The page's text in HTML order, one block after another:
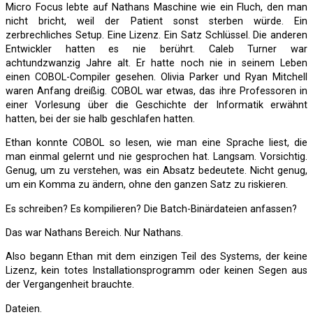
Micro Focus lebte auf Nathans Maschine wie ein Fluch, den man
nicht bricht, weil der Patient sonst sterben würde. Ein
zerbrechliches Setup. Eine Lizenz. Ein Satz Schlüssel. Die anderen
Entwickler hatten es nie berührt. Caleb Turner war
achtundzwanzig Jahre alt. Er hatte noch nie in seinem Leben
einen COBOL-Compiler gesehen. Olivia Parker und Ryan Mitchell
waren Anfang dreißig. COBOL war etwas, das ihre Professoren in
einer Vorlesung über die Geschichte der Informatik erwähnt
hatten, bei der sie halb geschlafen hatten.
Ethan konnte COBOL so lesen, wie man eine Sprache liest, die
man einmal gelernt und nie gesprochen hat. Langsam. Vorsichtig.
Genug, um zu verstehen, was ein Absatz bedeutete. Nicht genug,
um ein Komma zu ändern, ohne den ganzen Satz zu riskieren.
Es schreiben? Es kompilieren? Die Batch-Binärdateien anfassen?
Das war Nathans Bereich. Nur Nathans.
Also begann Ethan mit dem einzigen Teil des Systems, der keine
Lizenz, kein totes Installationsprogramm oder keinen Segen aus
der Vergangenheit brauchte.
Dateien.